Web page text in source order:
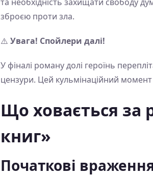
зброєю проти зла.
⚠️ Увага! Спойлери далі!
У фіналі роману долі героїнь
цензури. Цей кульмінаційний момент
Що ховається за
книг»
Початкові